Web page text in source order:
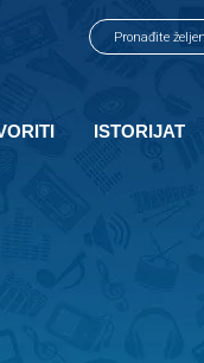
ISTORIJAT